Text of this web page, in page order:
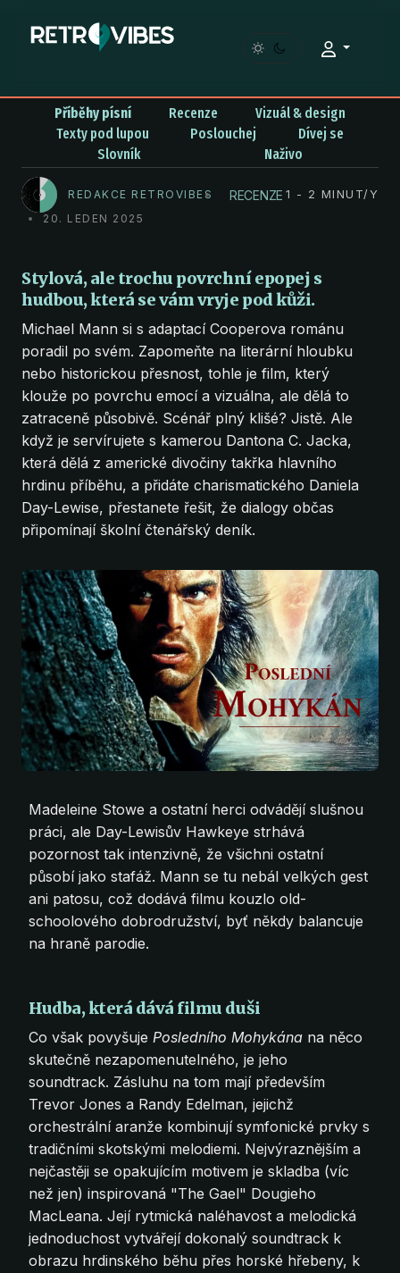
Příběhy písní Recenze
Vizuál & design
Texty pod lupou
Poslouchej
Dívej se
Slovník
Naživo
REDAKCE RETROVIBES RECENZE
20. LEDEN 2025
1 - 2 MINUT/Y
Stylová, ale trochu povrchní epopej s
hudbou, která se vám vryje pod kůži.
Michael Mann si s adaptací Cooperova románu
poradil po svém. Zapomeňte na literární hloubku
nebo historickou přesnost, tohle je film, který
klouže po povrchu emocí a vizuálna, ale dělá to
zatraceně působivě. Scénář plný klišé? Jistě. Ale
když je servírujete s kamerou Dantona C. Jacka,
která dělá z americké divočiny takřka hlavního
hrdinu příběhu, a přidáte charismatického Daniela
Day-Lewise, přestanete řešit, že dialogy občas
připomínají školní čtenářský deník.
vizualizace Midjourney
Madeleine Stowe a ostatní herci odvádějí slušnou
práci, ale Day-Lewisův Hawkeye strhává
pozornost tak intenzivně, že všichni ostatní
působí jako stafáž. Mann se tu nebál velkých gest
ani patosu, což dodává filmu kouzlo old-
schoolového dobrodružství, byť někdy balancuje
na hraně parodie.
Hudba, která dává filmu duši
Co však povyšuje Posledního Mohykána na něco
skutečně nezapomenutelného, je jeho
soundtrack. Zásluhu na tom mají především
Trevor Jones a Randy Edelman, jejichž
orchestrální aranže kombinují symfonické prvky s
tradičními skotskými melodiemi. Nejvýraznějším a
nejčastěji se opakujícím motivem je skladba (víc
než jen) inspirovaná "The Gael" Dougieho
MacLeana. Její rytmická naléhavost a melodická
jednoduchost vytvářejí dokonalý soundtrack k
obrazu hrdinského běhu přes horské hřebeny, k